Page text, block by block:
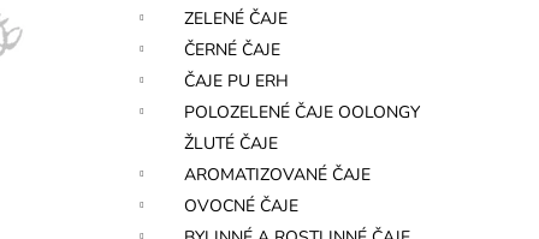
ZELENÉ ČAJE
ČERNÉ ČAJE
ČAJE PU ERH
POLOZELENÉ ČAJE OOLONGY
ŽLUTÉ ČAJE
AROMATIZOVANÉ ČAJE
OVOCNÉ ČAJE